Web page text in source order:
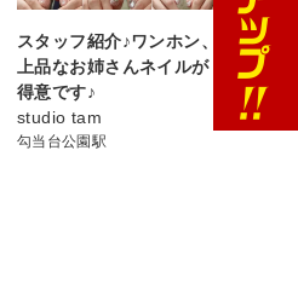
スタッフ紹介♪ワンホン、
上品なお姉さんネイルが
得意です♪
studio tam
勾当台公園駅